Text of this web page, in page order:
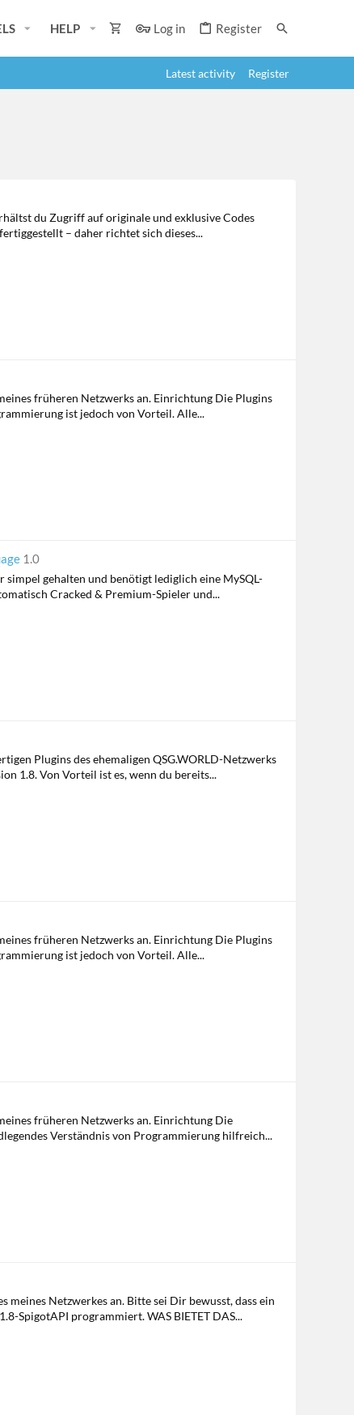
HELP Log in Register
Latest activity Register
du Zugriff auf originale und exklusive Codes
– daher richtet sich dieses...
früheren Netzwerks an. Einrichtung Die Plugins
ist jedoch von Vorteil. Alle...
1.0
simpel gehalten und benötigt lediglich eine MySQL-
Cracked & Premium-Spieler und...
Plugins des ehemaligen QSG.WORLD-Netzwerks
1.8. Von Vorteil ist es, wenn du bereits...
früheren Netzwerks an. Einrichtung Die Plugins
ist jedoch von Vorteil. Alle...
früheren Netzwerks an. Einrichtung Die
Verständnis von Programmierung hilfreich...
Netzwerkes an. Bitte sei Dir bewusst, dass ein
SpigotAPI programmiert. WAS BIETET DAS...